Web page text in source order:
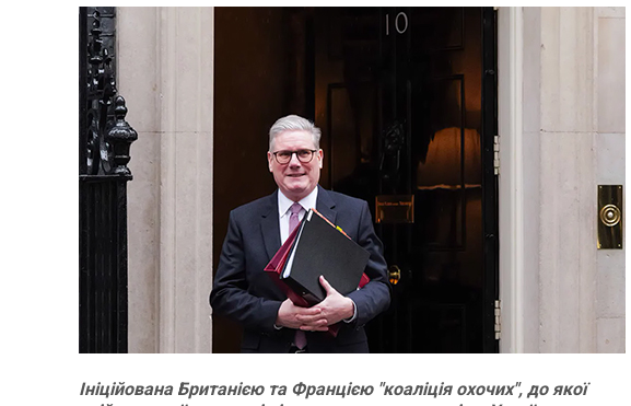
Ініційована Британією та Францією "коаліція охочих", до якої